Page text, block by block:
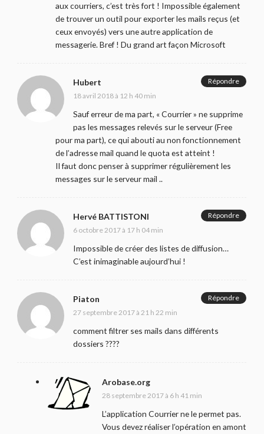
aux courriers, c’est très fort ! Impossible également
de trouver un outil pour exporter les mails reçus (et
ceux envoyés) vers une autre application de
messagerie. Bref ! Du grand art façon Microsoft
Hubert
18 avril 2018 à 12 h 40 min
Sauf erreur de ma part, « Courrier » ne supprime
pas les messages relevés sur le serveur (Free
pour ma part), ce qui abouti au non fonctionnement
de l’adresse mail quand le quota est atteint !
Il faut donc penser à supprimer régulièrement les
messages sur le serveur mail ..
Répondre
Hervé BATTISTONI
6 octobre 2017 à 17 h 04 min
Impossible de créer des listes de diffusion…
C’est inimaginable aujourd’hui !
Répondre
Piaton
27 septembre 2017 à 21 h 22 min
comment filtrer ses mails dans différents
dossiers ????
Répondre
Arobase.org
28 septembre 2017 à 6 h 41 min
L’application Courrier ne le permet pas.
Vous devez réaliser l’opération en amont